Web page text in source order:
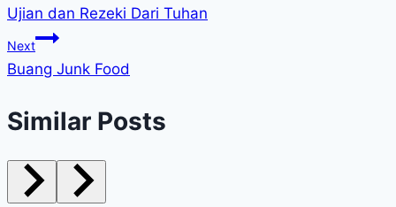
navigation
Ujian dan Rezeki Dari Tuhan
Next
Buang Junk Food
Similar Posts